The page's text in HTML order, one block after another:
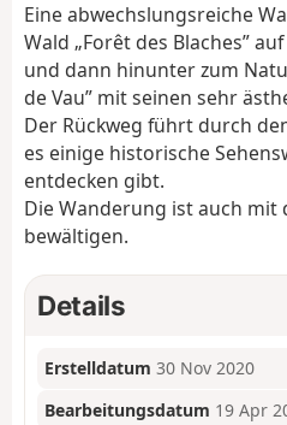
Eine abwechslungsreiche
Wald „Forêt des Blaches”
und dann hinunter zum
de Vau” mit seinen sehr
Der Rückweg führt durch
es einige historische
entdecken gibt.
Die Wanderung ist auch
bewältigen.
Details
Erstelldatum 30 Nov 2020
Bearbeitungsdatum 19 Apr